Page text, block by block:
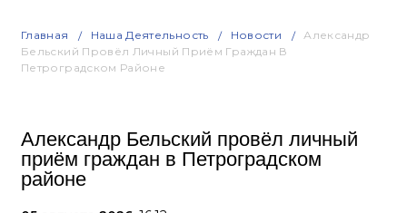
Главная Наша Деятельность Новости
Александр
Бельский Провёл Личный Приём Граждан В
Петроградском Районе
Александр Бельский провёл личный
приём граждан в Петроградском
районе